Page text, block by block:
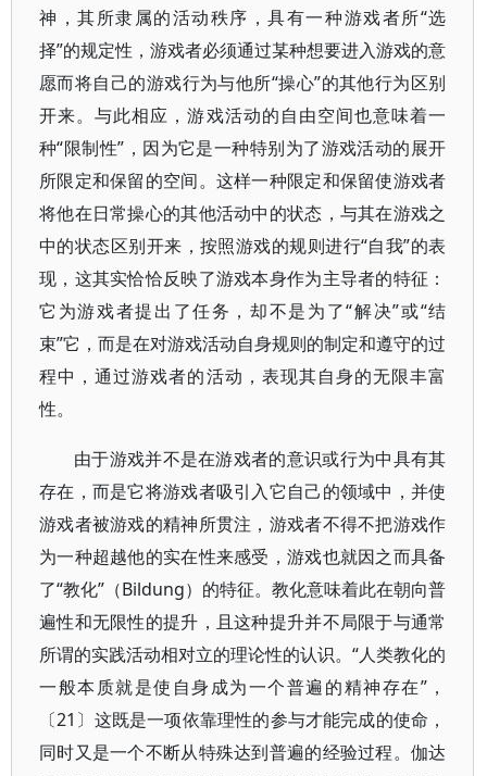
神，其所隶属的活动秩序，具有一种游戏者所“选
择”的规定性，游戏者必须通过某种想要进入游戏的意
愿而将自己的游戏行为与他所“操心”的其他行为区别
开来。与此相应，游戏活动的自由空间也意味着一
种“限制性”，因为它是一种特别为了游戏活动的展开
所限定和保留的空间。这样一种限定和保留使游戏者
将他在日常操心的其他活动中的状态，与其在游戏之
中的状态区别开来，按照游戏的规则进行“自我”的表
现，这其实恰恰反映了游戏本身作为主导者的特征：
它为游戏者提出了任务，却不是为了“解决”或“结
束”它，而是在对游戏活动自身规则的制定和遵守的过
程中，通过游戏者的活动，表现其自身的无限丰富
性。
由于游戏并不是在游戏者的意识或行为中具有其
存在，而是它将游戏者吸引入它自己的领域中，并使
游戏者被游戏的精神所贯注，游戏者不得不把游戏作
为一种超越他的实在性来感受，游戏也就因之而具备
了“教化”（Bildung）的特征。教化意味着此在朝向普
遍性和无限性的提升，且这种提升并不局限于与通常
所谓的实践活动相对立的理论性的认识。“人类教化的
一般本质就是使自身成为一个普遍的精神存在”，
〔21〕这既是一项依靠理性的参与才能完成的使命，
同时又是一个不断从特殊达到普遍的经验过程。伽达